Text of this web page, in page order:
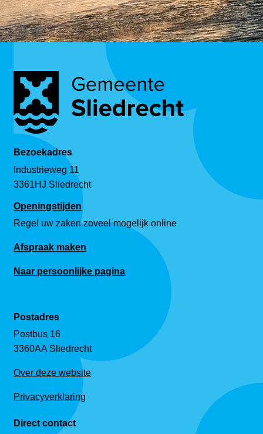
Bezoekadres
Industrieweg 11
3361HJ Sliedrecht
Openingstijden
Regel uw zaken zoveel mogelijk online
Afspraak maken
Naar persoonlijke pagina
Postadres
Postbus 16
3360AA Sliedrecht
Over deze website
Privacyverklaring
Direct contact